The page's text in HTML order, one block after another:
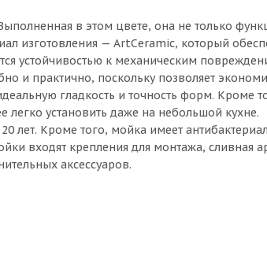
в этом цвете, она не только
изготовления — ArtCeramic, который
устойчивостью к механическим
и практично, поскольку позволяет
гладкость и точность форм. Кроме
установить даже на небольшой кухне.
лет. Кроме того, мойка имеет
входят крепления для монтажа, сливная
аксессуаров.